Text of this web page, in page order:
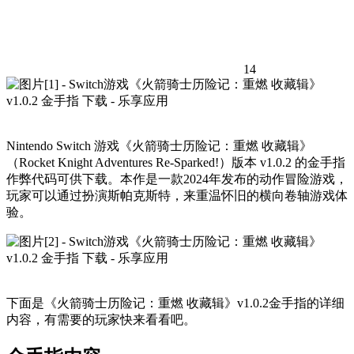
14
Nintendo Switch 游戏《火箭骑士历险记：重燃 收藏辑》
（Rocket Knight Adventures Re-Sparked!）版本 v1.0.2 的金手指
作弊代码可供下载。本作是一款2024年发布的动作冒险游戏，
玩家可以通过扮演斯帕克斯特，来重温怀旧的横向卷轴游戏体
验。
下面是《火箭骑士历险记：重燃 收藏辑》v1.0.2金手指的详细
内容，有需要的玩家快来看看吧。